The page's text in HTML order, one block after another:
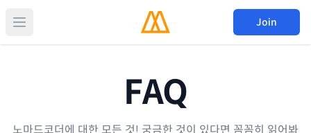
Join
FAQ
노마드코더에 대한 모든 것! 궁금한 것이 있다면 꼼꼼히 읽어봐